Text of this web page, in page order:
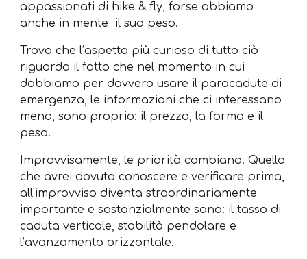
appassionati di hike & fly, forse abbiamo
anche in mente il suo peso.
Trovo che l’aspetto più curioso di tutto ciò
riguarda il fatto che nel momento in cui
dobbiamo per davvero usare il paracadute di
emergenza, le informazioni che ci interessano
meno, sono proprio: il prezzo, la forma e il
peso.
Improvvisamente, le priorità cambiano. Quello
che avrei dovuto conoscere e verificare prima,
all’improvviso diventa straordinariamente
importante e sostanzialmente sono: il tasso di
caduta verticale, stabilità pendolare e
l’avanzamento orizzontale.